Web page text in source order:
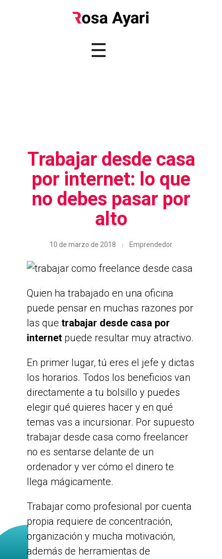
Trabajar desde casa
por internet: lo que
no debes pasar por
alto
10 de marzo de 2018 Emprendedor
Quien ha trabajado en una oficina
puede pensar en muchas razones por
las que trabajar desde casa por
internetpuede resultar muy atractivo.
En primer lugar, tú eres el jefe y dictas
los horarios. Todos los beneficios van
directamente a tu bolsillo y puedes
elegir qué quieres hacer y en qué
temas vas a incursionar. Por supuesto
trabajar desde casa como freelancer
no es sentarse delante de un
ordenador y ver cómo el dinero te
llega mágicamente.
Trabajar como profesional por cuenta
propia requiere de concentración,
organización y mucha motivación,
además de herramientas de